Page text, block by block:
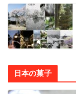
日本の菓子